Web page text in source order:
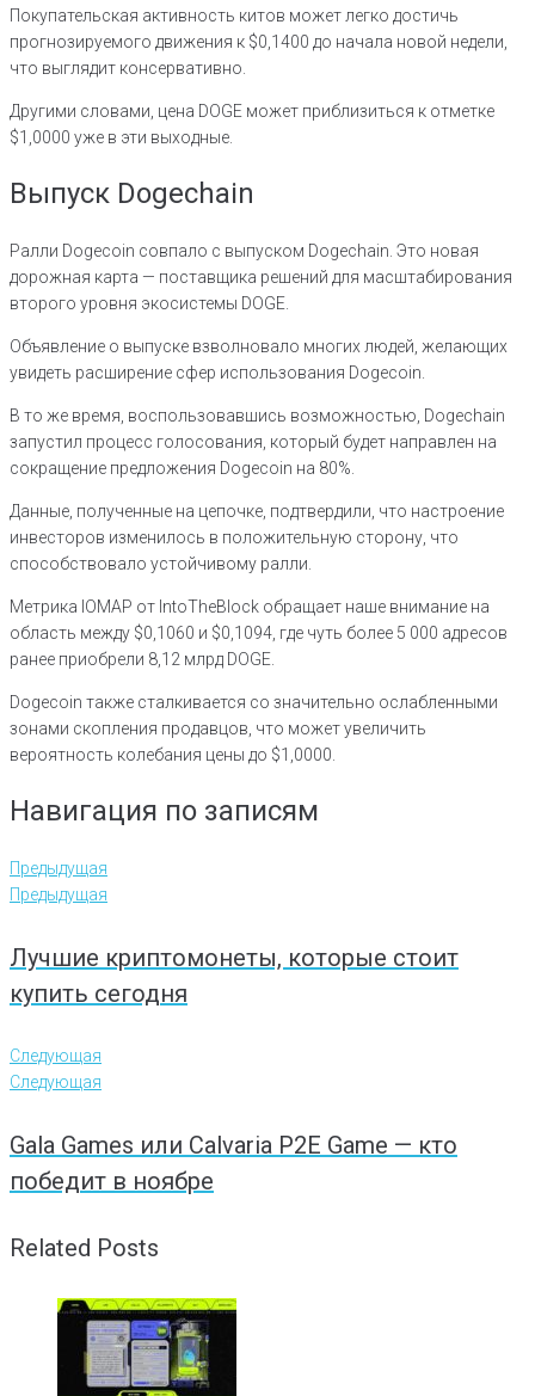
Покупательская активность китов может легко достичь
прогнозируемого движения к $0,1400 до начала новой недели,
что выглядит консервативно.
Другими словами, цена DOGE может приблизиться к отметке
$1,0000 уже в эти выходные.
Выпуск Dogechain
Ралли Dogecoin совпало с выпуском Dogechain. Это новая
дорожная карта — поставщика решений для масштабирования
второго уровня экосистемы DOGE.
Объявление о выпуске взволновало многих людей, желающих
увидеть расширение сфер использования Dogecoin.
В то же время, воспользовавшись возможностью, Dogechain
запустил процесс голосования, который будет направлен на
сокращение предложения Dogecoin на 80%.
Данные, полученные на цепочке, подтвердили, что настроение
инвесторов изменилось в положительную сторону, что
способствовало устойчивому ралли.
Метрика IOMAP от IntoTheBlock обращает наше внимание на
область между $0,1060 и $0,1094, где чуть более 5 000 адресов
ранее приобрели 8,12 млрд DOGE.
Dogecoin также сталкивается со значительно ослабленными
зонами скопления продавцов, что может увеличить
вероятность колебания цены до $1,0000.
Навигация по записям
Предыдущая
Предыдущая
Лучшие криптомонеты, которые стоит
купить сегодня
Следующая
Следующая
Gala Games или Calvaria P2E Game — кто
победит в ноябре
Related Posts